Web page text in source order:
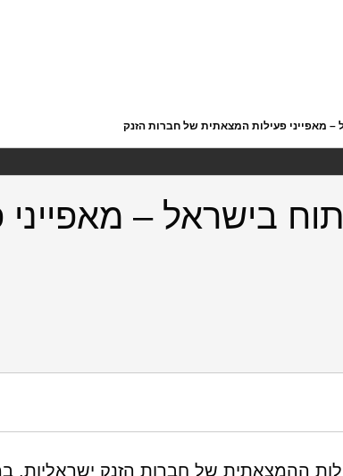
– מאפייני פעילות המצאתית של חברות הזנק
בישראל –
ההמצאתית של חברות הזנק ישראליות.